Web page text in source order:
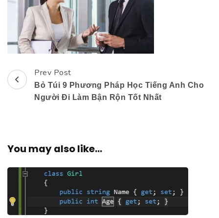
Post
Navigation
Prev Post
Bỏ Túi 9 Phương Pháp Học Tiếng Anh Cho
Người Đi Làm Bận Rộn Tốt Nhất
You may also like...